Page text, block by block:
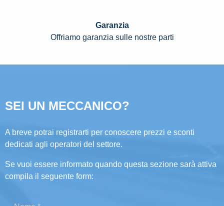
Garanzia
Offriamo garanzia sulle nostre parti
SEI UN MECCANICO?
A breve potrai registrarti per conoscere prezzi e sconti
dedicati agli operatori del settore.
Se vuoi essere informato quando questa sezione sarà attiva
compila il seguente form: